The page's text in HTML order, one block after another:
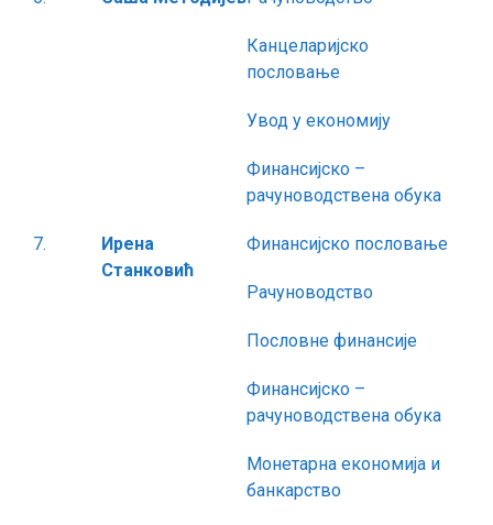
Канцеларијско
пословање
Увод у економију
Финансијско –
рачуноводствена обука
7.
Ирена
Станковић
Финансијско пословање
Рачуноводство
Пословне финансије
Финансијско –
рачуноводствена обука
Монетарна економија и
банкарство